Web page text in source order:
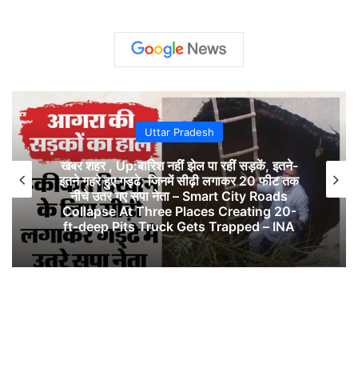
Uttar Pradesh
खबर शहर , Up:बारिश नहीं झेल पा रहीं सड़कें, इतने-
इतने गहरे हुए गड्ढे; जिनमें सीढ़ी लगाकर 20 फीट तक
नीचे उतर गए सपा नेता – Smart City Roads
Collapse At Three Places Creating 20-
ft-deep Pits Truck Gets Trapped – INA